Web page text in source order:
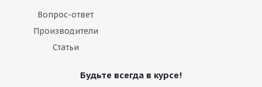
Вопрос-ответ
Производители
Статьи
Будьте всегда в курсе!